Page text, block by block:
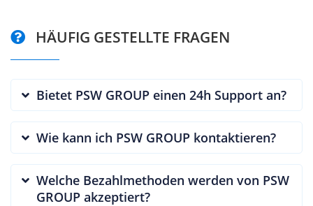
HÄUFIG GESTELLTE FRAGEN
Bietet PSW GROUP einen 24h Support an?
Wie kann ich PSW GROUP kontaktieren?
Welche Bezahlmethoden werden von PSW
GROUP akzeptiert?